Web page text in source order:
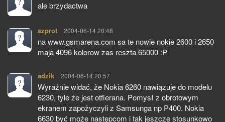
ale brzydactwa
szprot pisze:
2004-06-14 20:48
na www.gsmarena.com sa te nowie nokie 2600 i 2650
maja 4096 kolorow zas reszta 65000 :P
adzik pisze:
2004-06-14 20:57
Wyraźnie widać, że Nokia 6260 nawiązuje do modelu
6230, tyle że jest otfierana. Pomysł z obrotowym
ekranem zapożyczyli z Samsunga np P400. Nokia
6630 być może następcom i tak jeszcze stosunkowo